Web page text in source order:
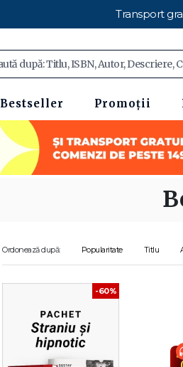
Transport
Bestseller Promoții
Ordonează după: Popularitate Titlu
-60%